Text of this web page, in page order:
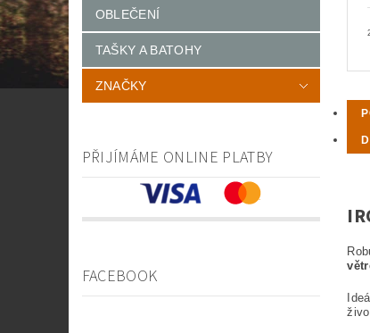
OBLEČENÍ
TAŠKY A BATOHY
ZNAČKY
PŘIJÍMÁME ONLINE PLATBY
FACEBOOK